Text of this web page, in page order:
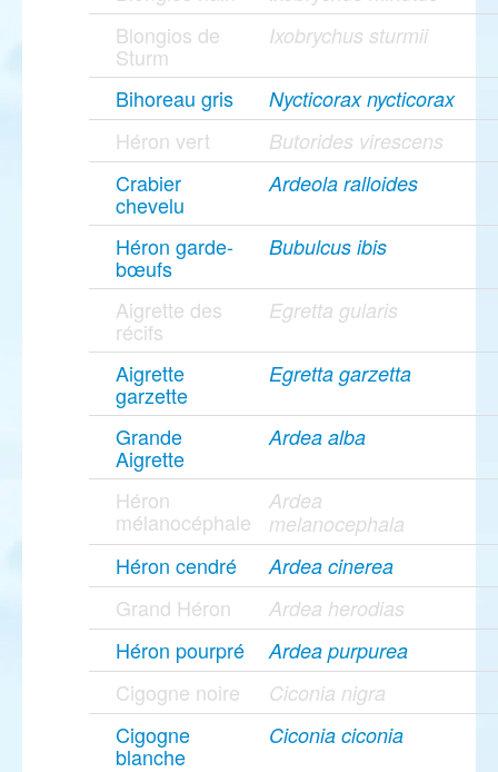
Blongios de
Sturm
Ixobrychus sturmii
Bihoreau gris Nycticorax nycticorax
Héron vert Butorides virescens
Crabier
chevelu
Ardeola ralloides
Héron garde-
bœufs
Bubulcus ibis
Aigrette des
récifs
Egretta gularis
Aigrette
garzette
Egretta garzetta
Grande
Aigrette
Ardea alba
Héron
mélanocéphale
Ardea
melanocephala
Héron cendré Ardea cinerea
Grand Héron Ardea herodias
Héron pourpré Ardea purpurea
Cigogne noire Ciconia nigra
Cigogne
blanche
Ciconia ciconia